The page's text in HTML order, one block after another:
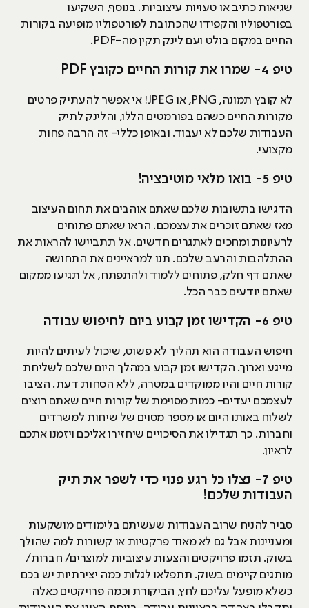
שגיאות כתיב או טעויות עיצוביות. בנוסף, השקיעו
בפורטפוליו והקפידו שהכתובת לפורטפוליו מופיעה בקורות
החיים במקום בולט ועם לינק תקין מה-PDF.
טיפ 4- שמרו את קורות החיים כקובץ PDF
לא קובץ תמונה, PNG, או JPEG! אי אפשר להעתיק פרטים
מקורות החיים כשהם בפורמטים הללו, והלינק לתיק
העבודות שלכם לא יעבוד. ובאופן כללי- זה הרבה פחות
מקצועי.
טיפ 5- בואו מלאי מוטיבציה!
הדגישו בתשובות שלכם שאתם אוהבים את תחום העיצוב
מאז שאתם זוכרים את עצמכם. הראו שאתם פתוחים
לרעיונות ומחכים לאתגרים חדשים. אל תתביישו להראות את
ההתלהבות והרעב שלכם. תנו למראיינים את התחושה
שאתם דף חלק, פתוחים ללמוד ולהתפתח, אל תגיעו ממקום
שאתם יודעים כבר הכל.
טיפ 6- הקדישו זמן קבוע ביום לחיפוש עבודה
חיפוש העבודה הוא תהליך לא פשוט, שיכול לעיתים להיות
מייגע וארוך. הקדישו זמן קבוע במהלך היום שלכם לשליחת
קורות חיים והיו ממוקדים במטרה, ללא הסחות דעת. הציבו
לעצמכם יעדים- כמות מסוימת של קורות חיים שאתם רוצים
לשלוח באותו היום או מספר מסוים של שיחות למשרדים
וחברות. כך תגדילו את הסיכויים שיחזירו אליכם ויזמנו אתכם
לראיון.
טיפ 7- נצלו כל רגע פנוי כדי לשפר את תיק
העבודות שלכם!
סביר להניח שרוב העבודות שעשיתם בלימודים מושקעות
ומעניינות אבל גם לא מאוד פרקטיות או קשורות למה שהולך
בשוק. תזמו פרויקטים והצעות עיצוביות למוצרים/ חברות/
מותגים קיימים בשוק. תתפלאו לגלות כמה יצירתיות יש בכם
כשלא מופעל עליכם לחץ, הביקורת וכמה פרויקטים כאלה